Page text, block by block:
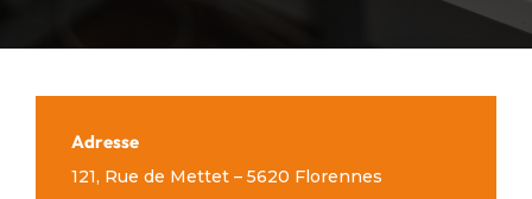
Adresse
121, Rue de Mettet – 5620 Florennes